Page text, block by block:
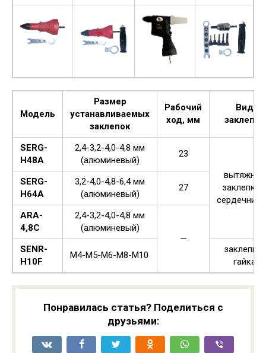
Модель
Размер
устанавливаемых
заклепок
Рабочий
ход, мм
Вид
заклепок
SERG-
H48A
2,4-3,2-4,0-4,8 мм
(алюминевый)
23
вытяжная
заклепка
SERG-
H64A
3,2-4,0-4,8-6,4 мм
(алюминевый)
27
ARA-
4,8C
2,4-3,2-4,0-4,8 мм
(алюминевый)
—
SENR-
H10F
М4-М5-М6-М8-М10
заклепка-
гайка
Понравилась статья? Поделиться с
друзьями: